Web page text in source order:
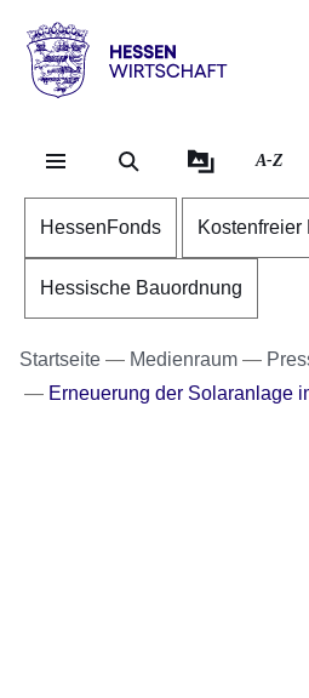
Hessen
Wirtschaft
A-Z
HessenFonds Kostenfreier
Hessische Bauordnung
Startseite Medienraum
Erneuerung der Solaranlage